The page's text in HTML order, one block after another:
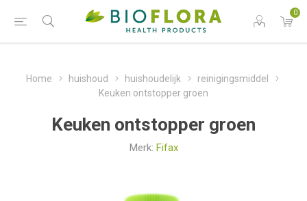
0
Home huishoud huishoudelijk
reinigingsmiddel
Keuken ontstopper groen
Keuken ontstopper groen
Merk: Fifax